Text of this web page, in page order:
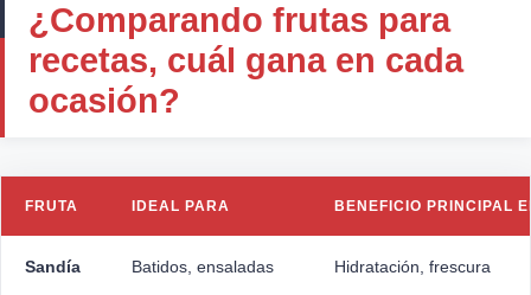
¿Comparando frutas para
recetas, cuál gana en cada
ocasión?
FRUTA IDEAL PARA BENEFICIO PRINCIPAL
Sandía Batidos, ensaladas Hidratación, frescura